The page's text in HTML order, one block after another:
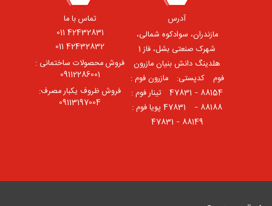
آدرس
مازندران، سوادکوه شمالی،
شهرک صنعتی بشل، فاز 1
هلدینگ دانش بنیان مازرون
فوم ⠀کدپستی: ⠀مازرون فوم :
88154 – 47831 ⠀تینار فوم :
88188 – 47831⠀ پویا فوم :
88149 – 47831
تماس با ما
42432831 011
42432832 011
فروش محصولات ساختمانی :
09112286001
فروش ظروف یکبار مصرف:
09113197004